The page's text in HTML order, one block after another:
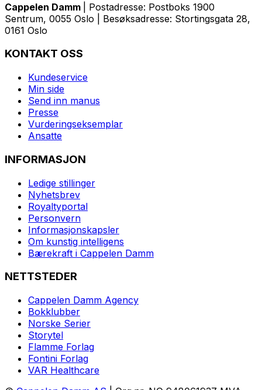
Cappelen Damm
| Postadresse: Postboks 1900
Sentrum, 0055 Oslo | Besøksadresse: Stortingsgata 28,
0161 Oslo
KONTAKT OSS
Kundeservice
Min side
Send inn manus
Presse
Vurderingseksemplar
Ansatte
INFORMASJON
Ledige stillinger
Nyhetsbrev
Royaltyportal
Personvern
Informasjonskapsler
Om kunstig intelligens
Bærekraft i Cappelen Damm
NETTSTEDER
Cappelen Damm Agency
Bokklubber
Norske Serier
Storytel
Flamme Forlag
Fontini Forlag
VAR Healthcare